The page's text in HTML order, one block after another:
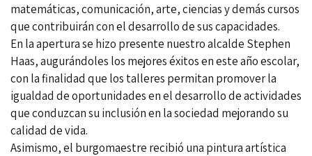
matemáticas, comunicación, arte, ciencias y demás cursos
que contribuirán con el desarrollo de sus capacidades.
En la apertura se hizo presente nuestro alcalde Stephen
Haas, augurándoles los mejores éxitos en este año escolar,
con la finalidad que los talleres permitan promover la
igualdad de oportunidades en el desarrollo de actividades
que conduzcan su inclusión en la sociedad mejorando su
calidad de vida.
Asimismo, el burgomaestre recibió una pintura artística